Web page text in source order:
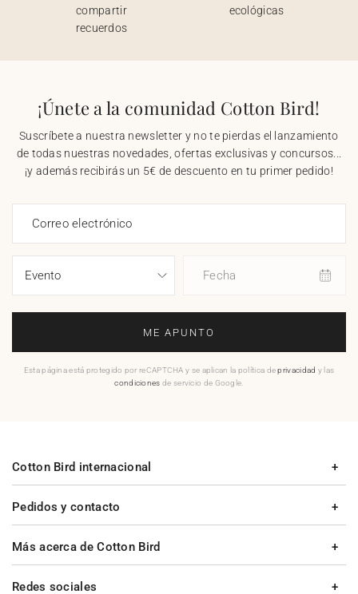
compartir
recuerdos
ecológicas
¡Únete a la comunidad Cotton Bird!
Suscríbete a nuestra newsletter y no te pierdas el lanzamiento
de todas nuestras novedades, ofertas exclusivas y concursos...
¡y además recibirás un 5€ de descuento en tu primer pedido!
Correo electrónico
Fecha
ME APUNTO
Esta página está protegido por reCAPTCHA y se aplican la política deprivacidad y las
condiciones de servicio de Google.
Pedidos y contacto
Más acerca de Cotton Bird
Cotton Bird internacional
Redes sociales